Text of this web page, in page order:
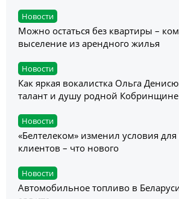
Новости
Можно остаться без квартиры –
выселение из арендного жилья
Новости
Как яркая вокалистка Ольга
талант и душу родной Кобринщине
Новости
«Белтелеком» изменил условия
клиентов – что нового
Новости
Автомобильное топливо в